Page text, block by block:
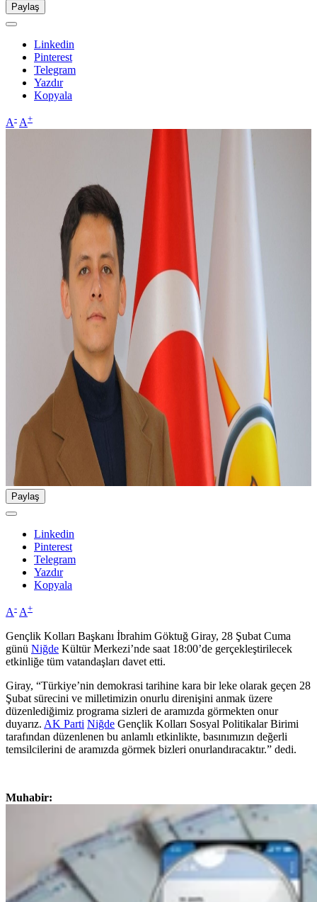
Paylaş
Linkedin
Pinterest
Telegram
Yazdır
Kopyala
A- A+
Paylaş
Linkedin
Pinterest
Telegram
Yazdır
Kopyala
A- A+
Gençlik Kolları Başkanı İbrahim Göktuğ Giray, 28 Şubat Cuma
günü Niğde Kültür Merkezi’nde saat 18:00’de gerçekleştirilecek
etkinliğe tüm vatandaşları davet etti.
Giray, “Türkiye’nin demokrasi tarihine kara bir leke olarak geçen 28
Şubat sürecini ve milletimizin onurlu direnişini anmak üzere
düzenlediğimiz programa sizleri de aramızda görmekten onur
duyarız. AK Parti Niğde Gençlik Kolları Sosyal Politikalar Birimi
tarafından düzenlenen bu anlamlı etkinlikte, basınımızın değerli
temsilcilerini de aramızda görmek bizleri onurlandıracaktır.” dedi.
Muhabir: